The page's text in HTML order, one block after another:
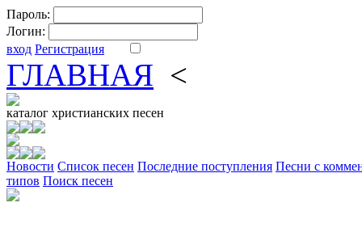
Пароль:
Логин:
вход Регистрация
ГЛАВНАЯ <
каталог христианских песен
Новости Cписок песен Последние поступления Песни с
типов Поиск песен